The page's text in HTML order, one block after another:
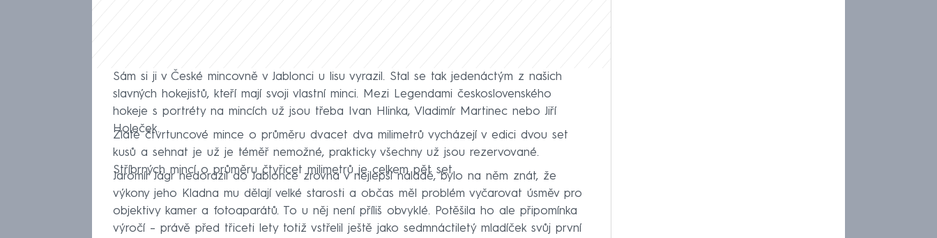
Sám si ji v České mincovně v Jablonci u lisu vyrazil. Stal se tak jedenáctým z našich
slavných hokejistů, kteří mají svoji vlastní minci. Mezi Legendami československého
hokeje s portréty na mincích už jsou třeba Ivan Hlinka, Vladimír Martinec nebo Jiří
Holeček.
Zlaté čtvrtuncové mince o průměru dvacet dva milimetrů vycházejí v edici dvou set
kusů a sehnat je už je téměř nemožné, prakticky všechny už jsou rezervované.
Stříbrných mincí o průměru čtyřicet milimetrů je celkem pět set.
Jaromír Jágr nedorazil do Jablonce zrovna v nejlepší náladě, bylo na něm znát, že
výkony jeho Kladna mu dělají velké starosti a občas měl problém vyčarovat úsměv pro
objektivy kamer a fotoaparátů. To u něj není příliš obvyklé. Potěšila ho ale připomínka
výročí – právě před třiceti lety totiž vstřelil ještě jako sedmnáctiletý mladíček svůj první